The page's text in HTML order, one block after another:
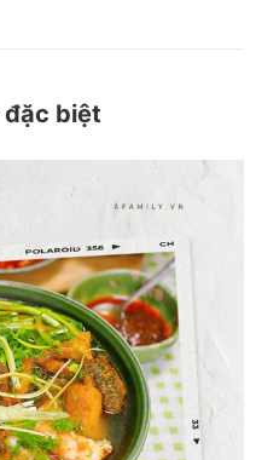
đặc biệt